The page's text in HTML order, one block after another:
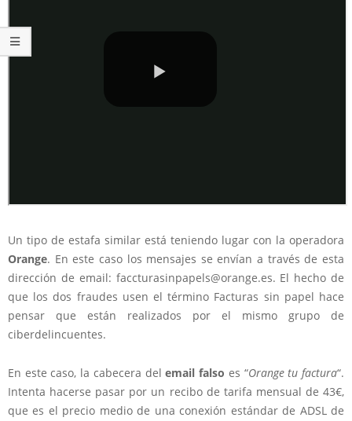
Un tipo de estafa similar está teniendo lugar con la operadora
Orange. En este caso los mensajes se envían a través de esta
dirección de email: faccturasinpapels@orange.es. El hecho de
que los dos fraudes usen el término Facturas sin papel hace
pensar que están realizados por el mismo grupo de
ciberdelincuentes.
En este caso, la cabecera delemail falso es “Orange tu factura“.
Intenta hacerse pasar por un recibo de tarifa mensual de 43€,
que es el precio medio de una conexión estándar de ADSL de